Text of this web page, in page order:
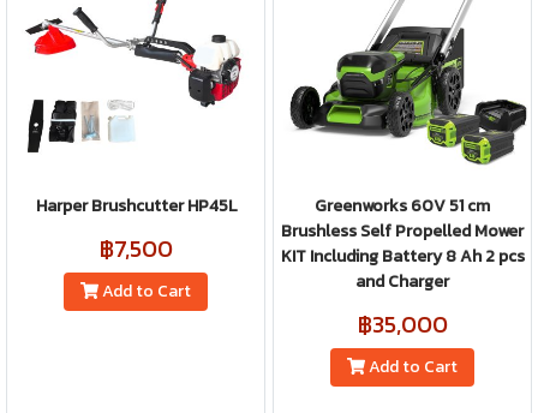
Harper Brushcutter HP45L
฿7,500
Add to Cart
Greenworks 60V 51 cm
Brushless Self Propelled Mower
KIT Including Battery 8 Ah 2 pcs
and Charger
฿35,000
Add to Cart